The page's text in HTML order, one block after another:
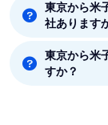
東京から米
す。
東京から米
社あります
東京から米
ります。
東京から米
すか？